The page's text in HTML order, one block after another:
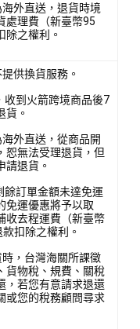
外直送，退貨時境
處理費（新臺幣95
除之權利。
供換貨服務。
收到火箭跨境商品後7
貨。
外直送，從商品開
恕無法受理退貨，但
請退貨。
餘訂單金額未達免運
免運優惠將予以取
收去程運費（新臺幣
扣除之權利。
，台灣海關所課徵
貨物稅、規費、關稅
，若您有意請求退還
或您的稅務顧問尋求